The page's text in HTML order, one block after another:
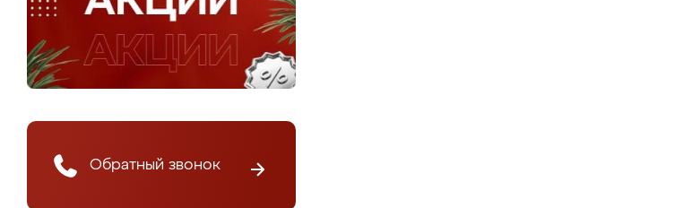
Обратный звонок